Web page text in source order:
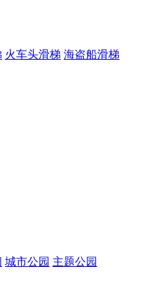
火车头滑梯 海盗船滑梯
城市公园 主题公园